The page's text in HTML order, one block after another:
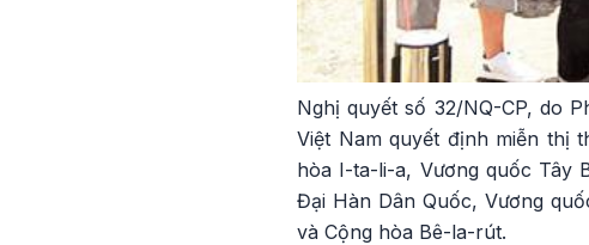
Nghị quyết số 32/NQ-CP, do
Việt Nam quyết định miễn thị
hòa I-ta-li-a, Vương quốc Tây
Đại Hàn Dân Quốc, Vương
và Cộng hòa Bê-la-rút.